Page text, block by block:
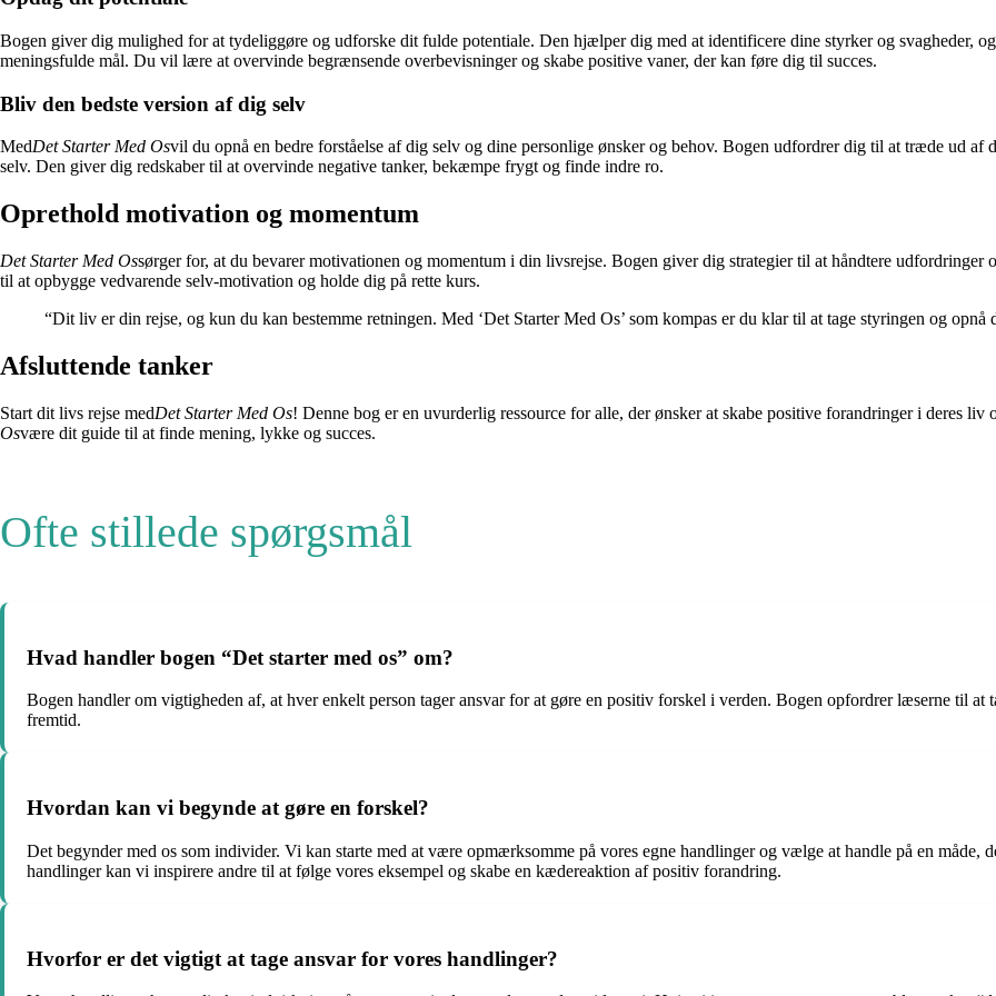
Bogen giver dig mulighed for at tydeliggøre og udforske dit fulde potentiale. Den hjælper dig med at identificere dine styrker og svagheder,
meningsfulde mål. Du vil lære at overvinde begrænsende overbevisninger og skabe positive vaner, der kan føre dig til succes.
Bliv den bedste version af dig selv
MedDet Starter Med Osvil du opnå en bedre forståelse af dig selv og dine personlige ønsker og behov. Bogen udfordrer dig til at træde ud
selv. Den giver dig redskaber til at overvinde negative tanker, bekæmpe frygt og finde indre ro.
Oprethold motivation og momentum
Det Starter Med Ossørger for, at du bevarer motivationen og momentum i din livsrejse. Bogen giver dig strategier til at håndtere
til at opbygge vedvarende selv-motivation og holde dig på rette kurs.
“Dit liv er din rejse, og kun du kan bestemme retningen. Med ‘Det Starter Med Os’ som kompas er du klar til at tage styringen og opnå
Afsluttende tanker
Start dit livs rejse medDet Starter Med Os! Denne bog er en uvurderlig ressource for alle, der ønsker at skabe positive forandringer i deres liv
Osvære dit guide til at finde mening, lykke og succes.
Ofte stillede spørgsmål
Hvad handler bogen “Det starter med os” om?
Bogen handler om vigtigheden af, at hver enkelt person tager ansvar for at gøre en positiv forskel i verden. Bogen opfordrer læserne til
fremtid.
Hvordan kan vi begynde at gøre en forskel?
Det begynder med os som individer. Vi kan starte med at være opmærksomme på vores egne handlinger og vælge at handle på en
handlinger kan vi inspirere andre til at følge vores eksempel og skabe en kædereaktion af positiv forandring.
Hvorfor er det vigtigt at tage ansvar for vores handlinger?